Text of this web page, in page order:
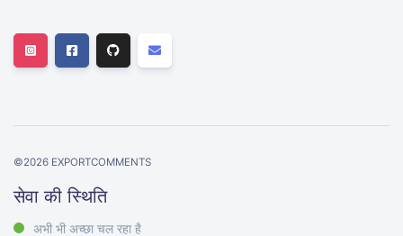
©2026 EXPORTCOMMENTS
सेवा की स्थिति
अभी भी अच्छा चल रहा है